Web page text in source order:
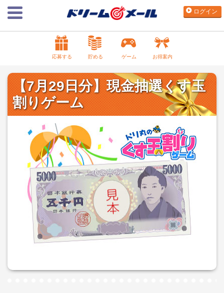
ログイン
応募する 貯める ゲーム お得案内
【7月29日分】現金抽選くす玉
割りゲーム